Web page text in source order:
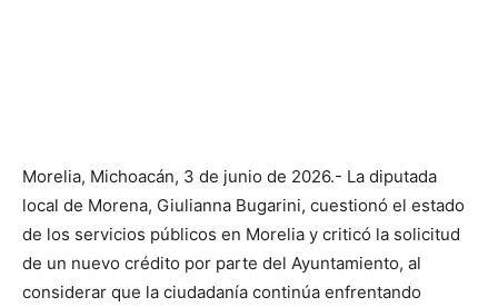
Morelia, Michoacán, 3 de junio de 2026.- La diputada
local de Morena, Giulianna Bugarini, cuestionó el estado
de los servicios públicos en Morelia y criticó la solicitud
de un nuevo crédito por parte del Ayuntamiento, al
considerar que la ciudadanía continúa enfrentando